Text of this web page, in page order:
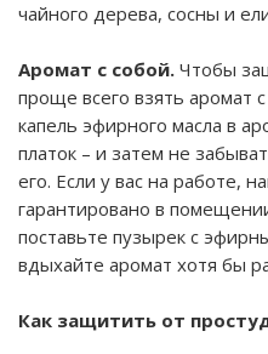
чайного дерева, сосны и
Аромат с собой. Чтобы
проще всего взять аромат
капель эфирного масла в
платок – и затем не
его. Если у вас на работе,
гарантировано в
поставьте пузырек с
вдыхайте аромат хотя бы
Как защитить от